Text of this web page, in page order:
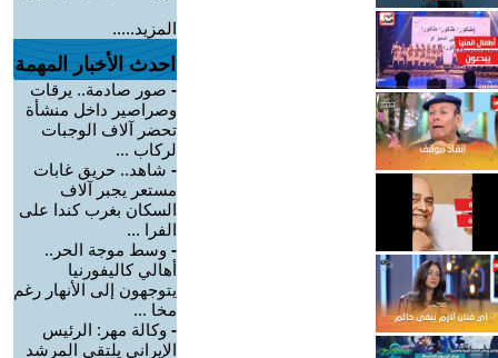
المزيد.....
احدث الأخبار المهمة
- صور صادمة.. يرقات
وصراصير داخل منشأة
تحضر آلاف الوجبات
لركاب ...
- شاهد.. حريق غابات
مستعر يجبر آلاف
السكان بغرب كندا على
الفرا ...
- وسط موجة الحر..
أهالي كاليفورنيا
يتوجهون إلى الأنهار رغم
مخا ...
- وكالة مهر: الرئيس
الإيراني يلتقي المرشد